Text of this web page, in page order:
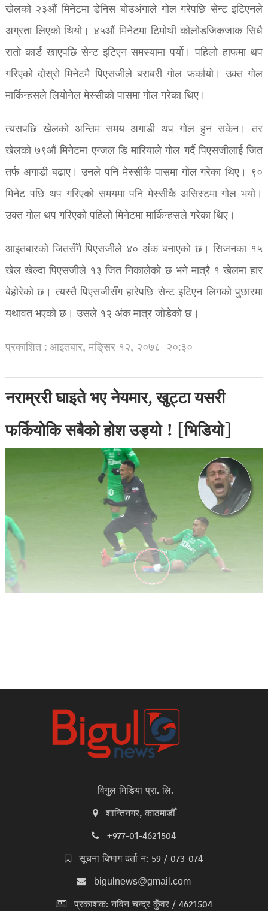
खेलको २३औं मिनेटमा डेनिस बोउअंगाले गोल गरेपछि सेन्ट इटिएनले
अग्रता लिएको थियो। ४५औं मिनेटमा टिमोथी कोलोडजिकजाक सिधै
रातो कार्ड खाएपछि सेन्ट इटिएन समस्यामा पर्यो। पहिलो हाफमा थप
गरिएको दोस्रो मिनेटमै पिएसजीले बराबरी गोल फर्कायो। उक्त गोल
मार्किन्हसले लियोनेल मेस्सीको पासमा गोल गरेका थिए।
त्यसपछि खेलको अन्तिम समय अगाडी थप गोल हुन सकेन। तर
खेलको ७९औं मिनेटमा एन्जल डि मारियाले गोल गर्दै पिएसजीलाई जित
तर्फ अगाडी बढाए। उनले पनि मेस्सीकै पासमा गोल गरेका थिए। ९०
मिनेट पछि थप गरिएको समयमा पनि मेस्सीकै असिस्टमा गोल भयो।
उक्त गोल थप गरिएको पहिलो मिनेटमा मार्किन्हसले गरेका थिए।
आइतबारको जितसँगै पिएसजीले ४० अंक बनाएको छ। सिजनका १५
खेल खेल्दा पिएसजीले १३ जित निकालेको छ भने मात्रै १ खेलमा हार
बेहोरेको छ। त्यस्तै पिएसजीसँग हारेपछि सेन्ट इटिएन लिगको पुछारमा
यथावत भएको छ। उसले १२ अंक मात्र जोडेको छ।
प्रकाशित : आइतबार, मङि्सर १२, २०७८ २०:३०
नराम्ररी घाइते भए नेयमार, खुट्टा यसरी
फर्कियोकि सबैको होश उड्यो ! [भिडियो]
विगुल मिडिया प्रा. लि.
शान्तिनगर, काठमाडौँ
+977-01-4621504
सूचना बिभाग दर्ता न: 59 / 073-074
bigulnews@gmail.com
प्रकाशक: नविन चन्द्र कुँवर / 4621504